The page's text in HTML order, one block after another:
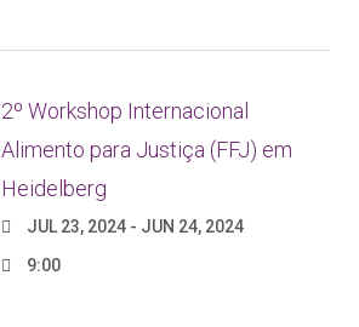
2º Workshop Internacional
Alimento para Justiça (FFJ) em
Heidelberg
JUL 23, 2024 - JUN 24, 2024
9:00